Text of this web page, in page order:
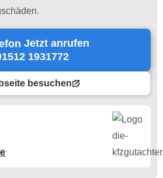
Jetzt anrufen
1931772
besuchen